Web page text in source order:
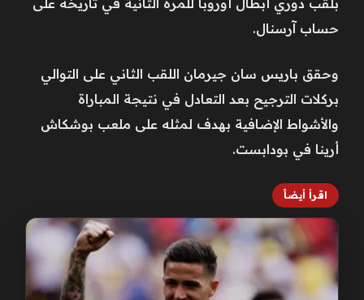
حساب آرسنال.
وحقق باريس سان جيرمان اللقب الثاني على التوالي
بركلات الترجيح بعد التعادل في نتيجة المباراة
والأشواط الإضافية بهدف لمثله على ملعب بوشكاش
أرينا في بودابست.
اقرأ أيضاً